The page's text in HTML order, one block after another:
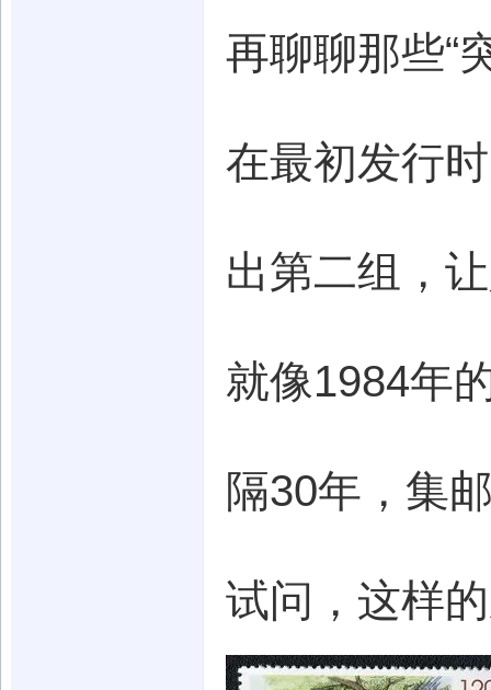
再聊聊那些“
在最初发行
出第二组，
就像1984年
隔30年，集
试问，这样